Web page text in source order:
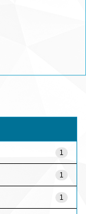
1
1
1